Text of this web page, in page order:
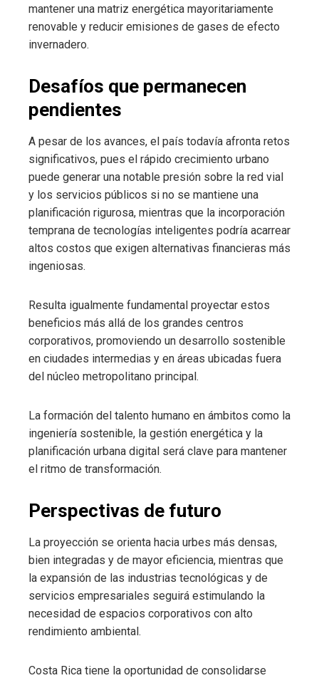
mantener una matriz energética mayoritariamente
renovable y reducir emisiones de gases de efecto
invernadero.
Desafíos que permanecen
pendientes
A pesar de los avances, el país todavía afronta retos
significativos, pues el rápido crecimiento urbano
puede generar una notable presión sobre la red vial
y los servicios públicos si no se mantiene una
planificación rigurosa, mientras que la incorporación
temprana de tecnologías inteligentes podría acarrear
altos costos que exigen alternativas financieras más
ingeniosas.
Resulta igualmente fundamental proyectar estos
beneficios más allá de los grandes centros
corporativos, promoviendo un desarrollo sostenible
en ciudades intermedias y en áreas ubicadas fuera
del núcleo metropolitano principal.
La formación del talento humano en ámbitos como la
ingeniería sostenible, la gestión energética y la
planificación urbana digital será clave para mantener
el ritmo de transformación.
Perspectivas de futuro
La proyección se orienta hacia urbes más densas,
bien integradas y de mayor eficiencia, mientras que
la expansión de las industrias tecnológicas y de
servicios empresariales seguirá estimulando la
necesidad de espacios corporativos con alto
rendimiento ambiental.
Costa Rica tiene la oportunidad de consolidarse